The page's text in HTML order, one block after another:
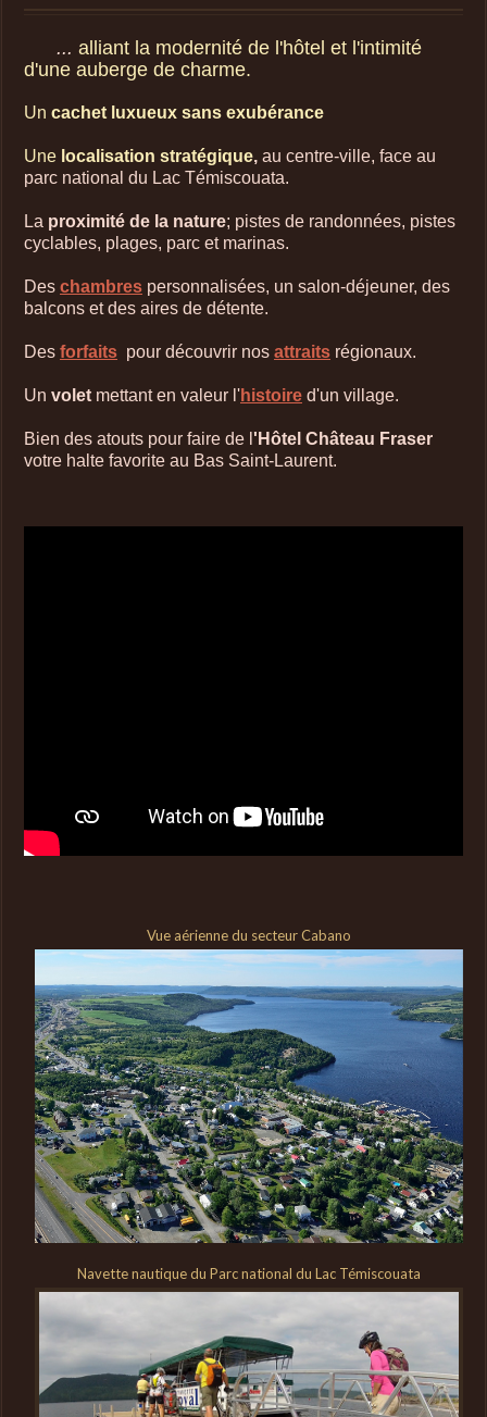
... alliant la modernité de l'hôtel et l'intimité
d'une auberge de charme.
Un cachet luxueux sans exubérance
Une localisation stratégique, au centre-ville, face au
parc national du Lac Témiscouata.
La proximité de la nature; pistes de randonnées, pistes
cyclables, plages, parc et marinas.
Des chambres personnalisées, un salon-déjeuner, des
balcons et des aires de détente.
Des forfaits pour découvrir nos attraits régionaux.
Un volet mettant en valeur l'histoire d'un village.
Bien des atouts pour faire de l 'Hôtel Château Fraser
votre halte favorite au Bas Saint-Laurent.
Vue aérienne du secteur Cabano
Navette nautique du Parc national du Lac Témiscouata